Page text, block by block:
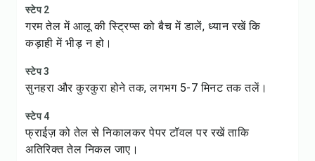
स्टेप 2
गरम तेल में आलू की स्ट्रिप्स को बैच में डालें, ध्यान रखें कि
कड़ाही में भीड़ न हो।
स्टेप 3
सुनहरा और कुरकुरा होने तक, लगभग 5-7 मिनट तक तलें।
स्टेप 4
फ्राईज़ को तेल से निकालकर पेपर टॉवल पर रखें ताकि
अतिरिक्त तेल निकल जाए।